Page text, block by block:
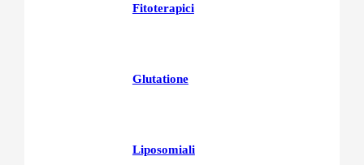
Fitoterapici
Glutatione
Liposomiali